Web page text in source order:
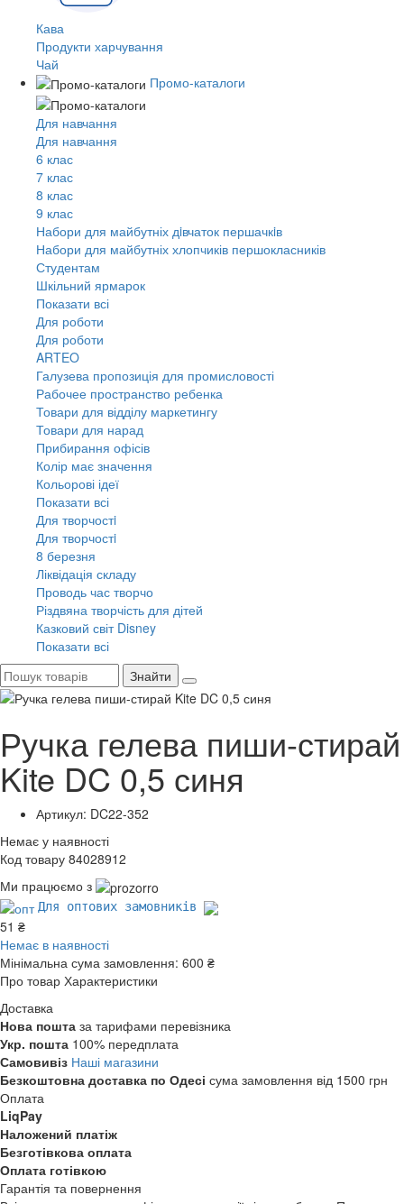
Кава
Продукти харчування
Чай
Промо-каталоги
Для навчання
Для навчання
6 клас
7 клас
8 клас
9 клас
Набори для майбутніх дiвчаток першачкiв
Набори для майбутніх хлопчиків першокласників
Студентам
Шкільний ярмарок
Показати всі
Для роботи
Для роботи
ARTEO
Галузева пропозиція для промисловості
Рабочее пространство ребенка
Товари для відділу маркетингу
Товари для нарад
Прибирання офісів
Колір має значення
Кольорові ідеї
Показати всі
Для творчостi
Для творчостi
8 березня
Ліквідація складу
Проводь час творчо
Різдвяна творчість для дітей
Казковий світ Disney
Показати всі
Знайти
Ручка гелева пиши-стирай
Kite DC 0,5 синя
Артикул: DC22-352
Немає у наявності
Код товару 84028912
Ми працюємо з
Для оптових замовників
51 ₴
Немає в наявності
Мінімальна сума замовлення: 600 ₴
Про товар Характеристики
Доставка
Нова пошта за тарифами перевізника
Укр. пошта 100% передплата
Самовивіз Наші магазини
Безкоштовна доставка по Одесі сума замовлення від 1500 грн
Оплата
LiqPay
Наложений платіж
Безготівкова оплата
Оплата готівкою
Гарантія та повернення